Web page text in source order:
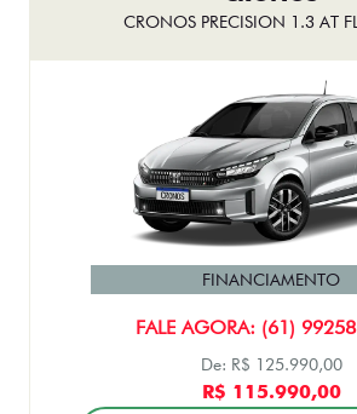
FALE AGORA: (61)
FINANCIAMENTO
De: R$ 133.490,00
R$ 112.990,00
Ver oferta
STRADA VOLCANO CABINE DUPLA